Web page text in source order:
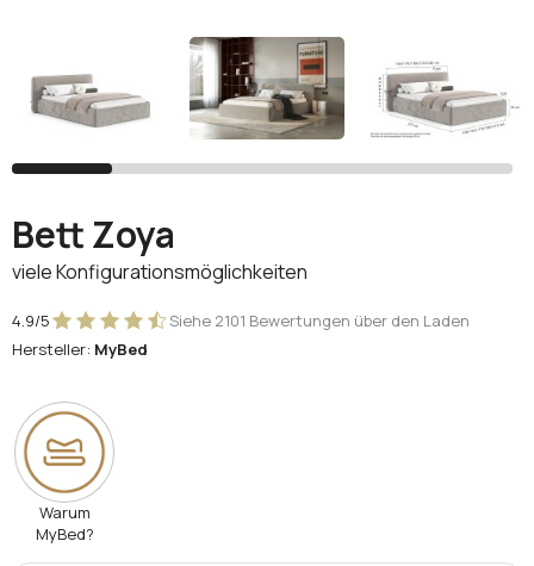
Google
Sie haben noch kein Konto?
Bett Zoya
viele Konfigurationsmöglichkeiten
4.9/5
Siehe 2101 Bewertungen über den Laden
Hersteller: MyBed
Warum
MyBed?